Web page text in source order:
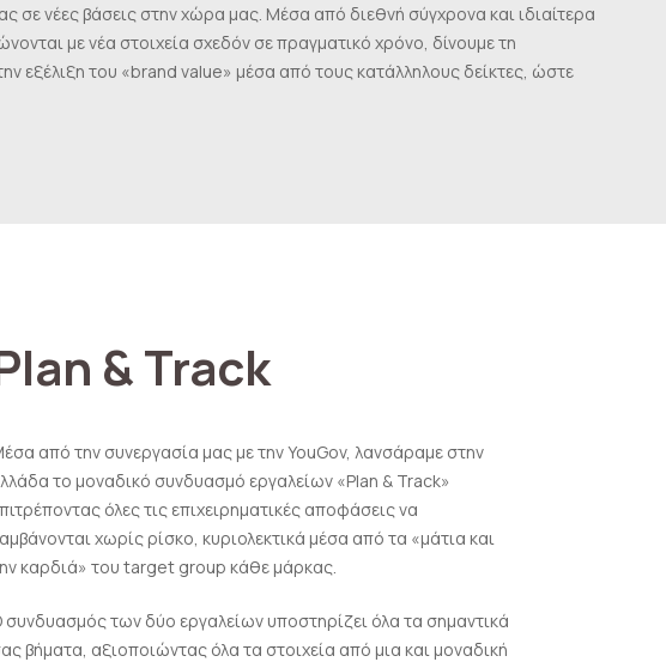
νέες βάσεις στην χώρα μας. Μέσα από διεθνή σύγχρονα και ιδιαίτερα
με νέα στοιχεία σχεδόν σε πραγματικό χρόνο, δίνουμε τη
εξέλιξη του «brand value» μέσα από τους κατάλληλους δείκτες, ώστε
& Track
από την συνεργασία μας με την YouGov, λανσάραμε στην
το μοναδικό συνδυασμό εργαλείων «Plan & Track»
όλες τις επιχειρηματικές αποφάσεις να
χωρίς ρίσκο, κυριολεκτικά μέσα από τα «μάτια και
καρδιά» του target group κάθε μάρκας.
συνδυασμός των δύο εργαλείων υποστηρίζει όλα τα σημαντικά
βήματα, αξιοποιώντας όλα τα στοιχεία από μια και μοναδική